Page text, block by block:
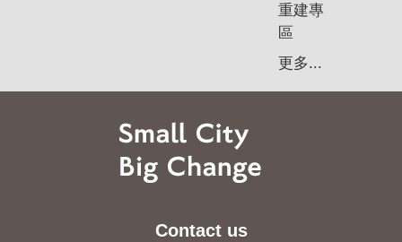
重建專
區
更多...
Contact us